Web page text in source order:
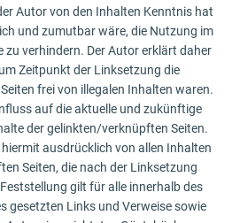
Autor von den Inhalten Kenntnis hat
und zumutbar wäre, die Nutzung im
zu verhindern. Der Autor erklärt daher
Zeitpunkt der Linksetzung die
frei von illegalen Inhalten waren.
auf die aktuelle und zukünftige
der gelinkten/verknüpften Seiten.
ausdrücklich von allen Inhalten
Seiten, die nach der Linksetzung
gilt für alle innerhalb des
gesetzten Links und Verweise sowie